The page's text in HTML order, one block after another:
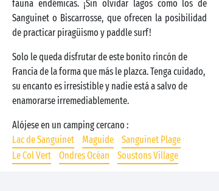
fauna endémicas. ¡Sin olvidar lagos como los de
Sanguinet o Biscarrosse, que ofrecen la posibilidad
de practicar piragüismo y paddle surf!
Solo le queda disfrutar de este bonito rincón de
Francia de la forma que más le plazca. Tenga cuidado,
su encanto es irresistible y nadie está a salvo de
enamorarse irremediablemente.
Alójese en un camping cercano :
Lac de Sanguinet
Maguide
Sanguinet Plage
Le Col Vert
Ondres Océan Soustons Village